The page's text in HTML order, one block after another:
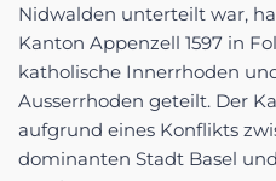
Nidwalden unterteilt war,
Kanton Appenzell 1597 in
katholische Innerrhoden
Ausserrhoden geteilt. Der
aufgrund eines Konflikts
dominanten Stadt Basel